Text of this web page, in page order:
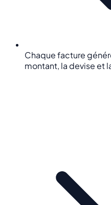
Chaque facture
montant, la devise et